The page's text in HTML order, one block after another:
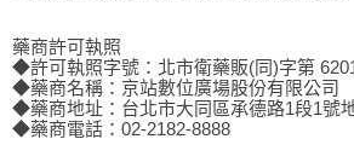
藥商許可執照
◆許可執照字號：北市衛藥販(同)字第
◆藥商名稱：京站數位廣場股份有限公司
◆藥商地址：台北市大同區承德路1段1號
◆藥商電話：02-2182-8888